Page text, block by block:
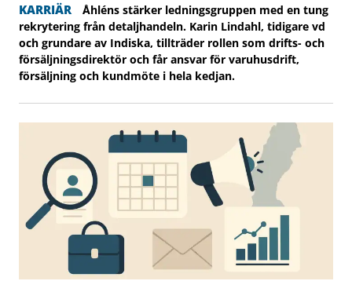
KARRIÄR
Åhléns stärker ledningsgruppen med en tung
rekrytering från detaljhandeln. Karin Lindahl, tidigare vd
och grundare av Indiska, tillträder rollen som drifts- och
försäljningsdirektör och får ansvar för varuhusdrift,
försäljning och kundmöte i hela kedjan.